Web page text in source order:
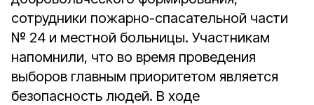
сотрудники пожарно-спасательной части
№ 24 и местной больницы. Участникам
напомнили, что во время проведения
выборов главным приоритетом является
безопасность людей. В ходе